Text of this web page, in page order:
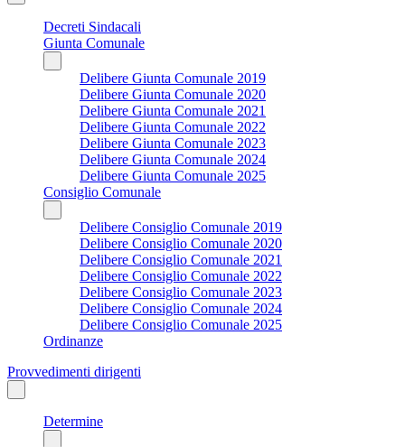
Decreti Sindacali
Giunta Comunale
Delibere Giunta Comunale 2019
Delibere Giunta Comunale 2020
Delibere Giunta Comunale 2021
Delibere Giunta Comunale 2022
Delibere Giunta Comunale 2023
Delibere Giunta Comunale 2024
Delibere Giunta Comunale 2025
Consiglio Comunale
Delibere Consiglio Comunale 2019
Delibere Consiglio Comunale 2020
Delibere Consiglio Comunale 2021
Delibere Consiglio Comunale 2022
Delibere Consiglio Comunale 2023
Delibere Consiglio Comunale 2024
Delibere Consiglio Comunale 2025
Ordinanze
Provvedimenti dirigenti
Determine